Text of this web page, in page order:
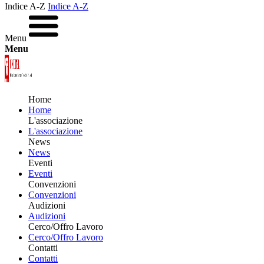
Indice A-Z Indice A-Z
Menu
Menu
Home
Home
L'associazione
L'associazione
News
News
Eventi
Eventi
Convenzioni
Convenzioni
Audizioni
Audizioni
Cerco/Offro Lavoro
Cerco/Offro Lavoro
Contatti
Contatti